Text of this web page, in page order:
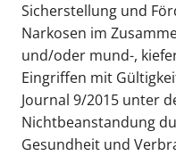
Sicherstellung und
Narkosen im
und/oder mund-,
Eingriffen mit
Journal 9/2015 unter
Nichtbeanstandung
Gesundheit und